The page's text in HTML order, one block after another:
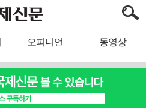
오피니언 동영상